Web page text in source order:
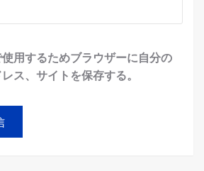
用するためブラウザーに自分の
ス、サイトを保存する。